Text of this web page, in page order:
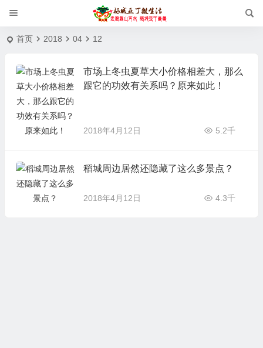
首页 2018 04 12
市场上冬虫夏草大小价格相差大，那么
跟它的功效有关系吗？原来如此！
2018年4月12日 5.2千
稻城周边居然还隐藏了这么多景点？
2018年4月12日 4.3千